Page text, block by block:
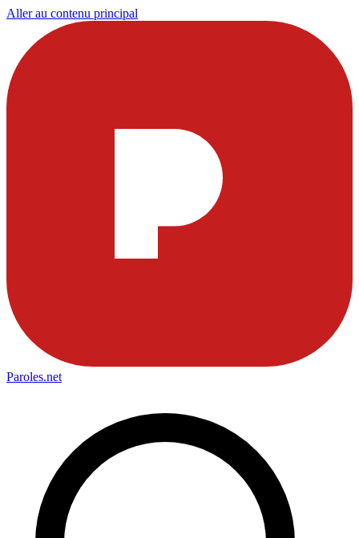
Aller au contenu principal
Paroles.net